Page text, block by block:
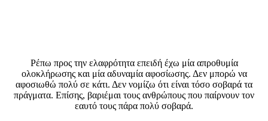
Ρέπω προς την ελαφρότητα επειδή έχω μία απροθυμία
ολοκλήρωσης και μία αδυναμία αφοσίωσης. Δεν μπορώ να
αφοσιωθώ πολύ σε κάτι. Δεν νομίζω ότι είναι τόσο σοβαρά τα
πράγματα. Επίσης, βαριέμαι τους ανθρώπους που παίρνουν τον
εαυτό τους πάρα πολύ σοβαρά.